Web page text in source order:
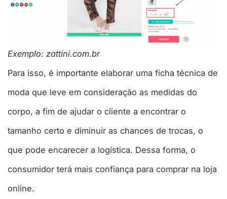
Exemplo: zattini.com.br
Para isso, é importante elaborar uma ficha técnica de
moda que leve em consideração as medidas do
corpo, a fim de ajudar o cliente a encontrar o
tamanho certo e diminuir as chances de trocas, o
que pode encarecer a logística. Dessa forma, o
consumidor terá mais confiança para comprar na loja
online.